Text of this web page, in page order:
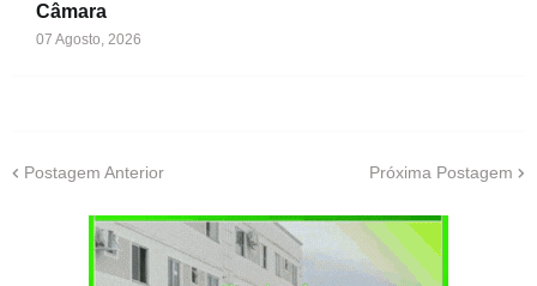
Câmara
07 Agosto, 2026
Postagem Anterior Próxima Postagem